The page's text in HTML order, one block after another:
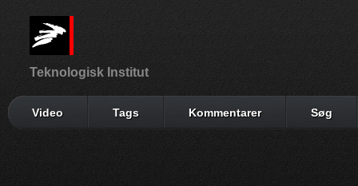
Teknologisk Institut
Video Tags Kommentarer Søg